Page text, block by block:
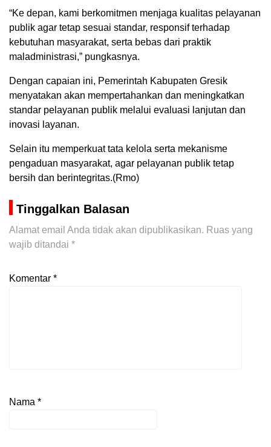
“Ke depan, kami berkomitmen menjaga kualitas pelayanan
publik agar tetap sesuai standar, responsif terhadap
kebutuhan masyarakat, serta bebas dari praktik
maladministrasi,” pungkasnya.
Dengan capaian ini, Pemerintah Kabupaten Gresik
menyatakan akan mempertahankan dan meningkatkan
standar pelayanan publik melalui evaluasi lanjutan dan
inovasi layanan.
Selain itu memperkuat tata kelola serta mekanisme
pengaduan masyarakat, agar pelayanan publik tetap
bersih dan berintegritas.(Rmo)
Tinggalkan Balasan
Alamat email Anda tidak akan dipublikasikan. Ruas yang
wajib ditandai *
Komentar *
Nama *